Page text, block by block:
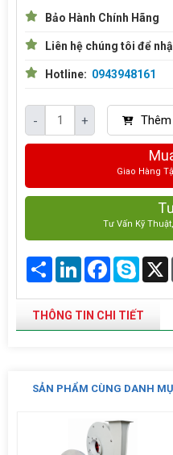
Bảo Hành Chính Hãng
Liên hệ chúng tôi để
Hotline: 0943948161
- +
Giao Hàng
Tư Vấn Kỹ
Share LinkedInFacebook
Skype
THÔNG TIN CHI TIẾT
SẢN PHẨM CÙNG DANH